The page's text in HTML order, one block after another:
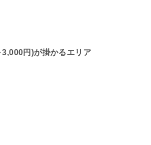
円)が掛かるエリア